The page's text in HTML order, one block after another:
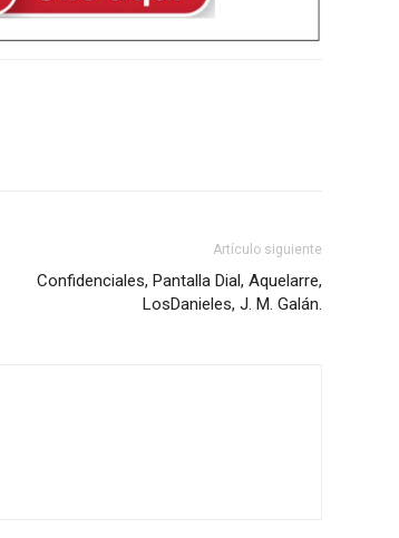
Artículo siguiente
Confidenciales, Pantalla Dial, Aquelarre,
LosDanieles, J. M. Galán.